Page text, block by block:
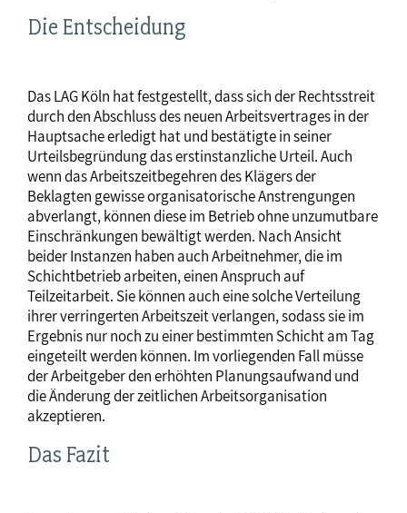
Die Entscheidung
Das LAG Köln hat festgestellt, dass sich der Rechtsstreit
durch den Abschluss des neuen Arbeitsvertrages in der
Hauptsache erledigt hat und bestätigte in seiner
Urteilsbegründung das erstinstanzliche Urteil. Auch
wenn das Arbeitszeitbegehren des Klägers der
Beklagten gewisse organisatorische Anstrengungen
abverlangt, können diese im Betrieb ohne unzumutbare
Einschränkungen bewältigt werden. Nach Ansicht
beider Instanzen haben auch Arbeitnehmer, die im
Schichtbetrieb arbeiten, einen Anspruch auf
Teilzeitarbeit. Sie können auch eine solche Verteilung
ihrer verringerten Arbeitszeit verlangen, sodass sie im
Ergebnis nur noch zu einer bestimmten Schicht am Tag
eingeteilt werden können. Im vorliegenden Fall müsse
der Arbeitgeber den erhöhten Planungsaufwand und
die Änderung der zeitlichen Arbeitsorganisation
akzeptieren.
Das Fazit